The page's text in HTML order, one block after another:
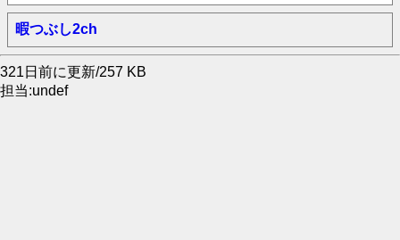
暇つぶし2ch
321日前に更新/257 KB
担当:undef